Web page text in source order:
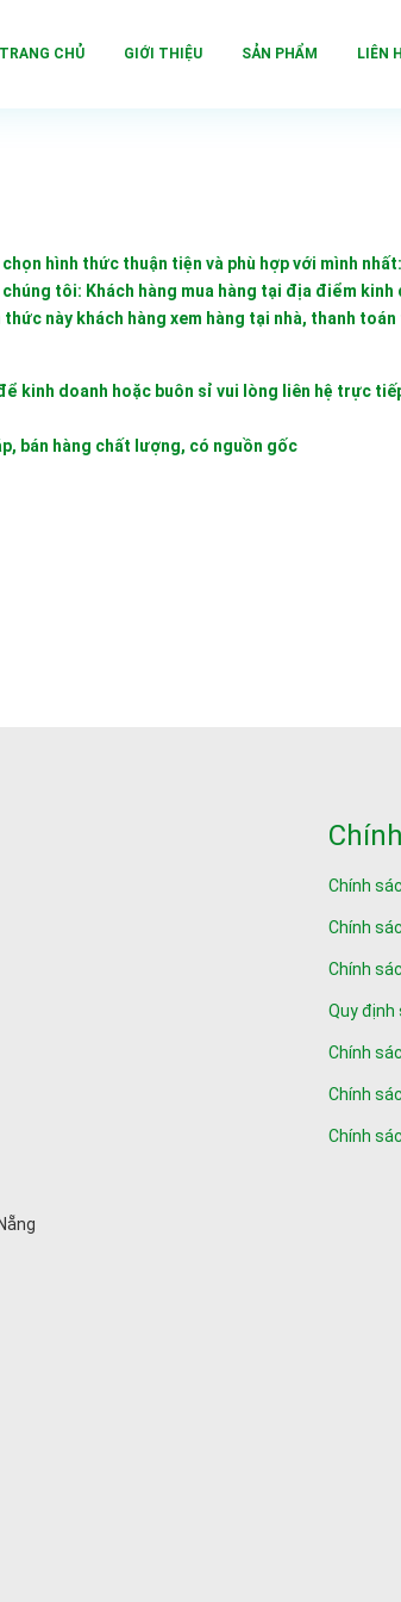
TRANG CHỦ GIỚI THIỆU SẢN PHẨM LIÊN
hình thức thuận tiện và phù hợp với mình nhất:
tôi: Khách hàng mua hàng tại địa điểm
này khách hàng xem hàng tại nhà, thanh
kinh doanh hoặc buôn sỉ vui lòng liên hệ trực
bán hàng chất lượng, có nguồn gốc
Chính
Chính
Chính
Quy định
Chính
Chính
Chính